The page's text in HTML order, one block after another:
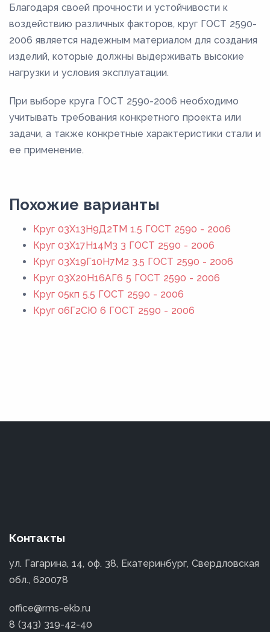
Благодаря своей прочности и устойчивости к
воздействию различных факторов, круг ГОСТ 2590-
2006 является надежным материалом для создания
изделий, которые должны выдерживать высокие
нагрузки и условия эксплуатации.
При выборе круга ГОСТ 2590-2006 необходимо
учитывать требования конкретного проекта или
задачи, а также конкретные характеристики стали и
ее применение.
Похожие варианты
Круг 03Х13Н9Д2ТМ 1.5 ГОСТ 2590 - 2006
Круг 03Х17Н14М3 3 ГОСТ 2590 - 2006
Круг 03Х19Г10Н7М2 3.5 ГОСТ 2590 - 2006
Круг 03Х20Н16АГ6 5 ГОСТ 2590 - 2006
Круг 05кп 5.5 ГОСТ 2590 - 2006
Круг 06Г2СЮ 6 ГОСТ 2590 - 2006
Контакты
ул. Гагарина, 14, оф. 38, Екатеринбург, Свердловская
обл., 620078
office@rms-ekb.ru
8 (343) 319-42-40